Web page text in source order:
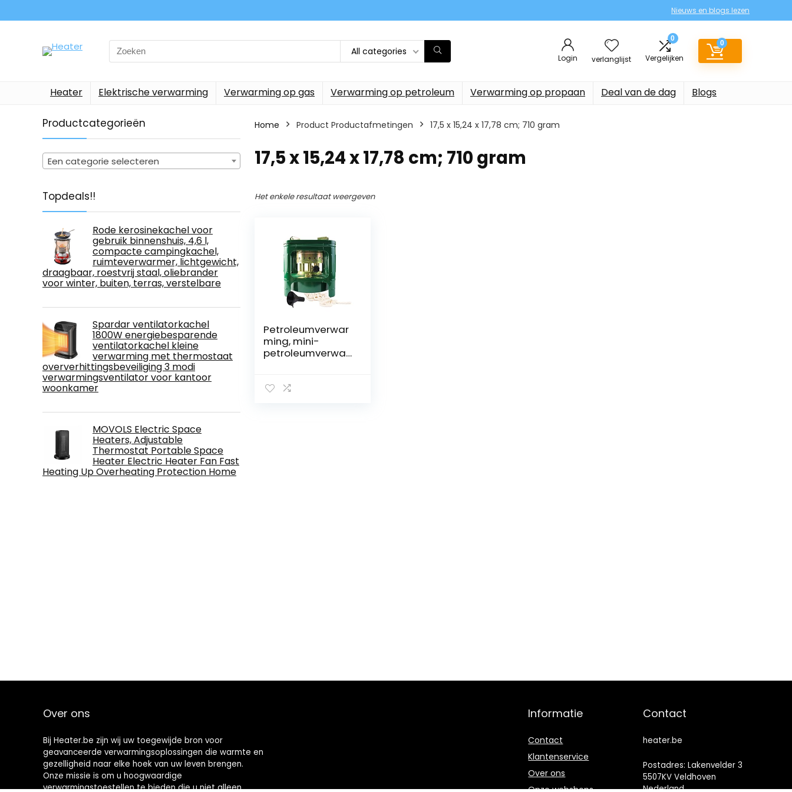
Nieuws en blogs lezen
Search
for:
All categories
Login verlanglijst
0
Vergelijken
0
Heater Elektrische verwarming Verwarming op gas Verwarming op petroleum Verwarming op propaan Deal van de dag Blogs
Productcategorieën
Een categorie selecteren
Topdeals!!
Rode kerosinekachel voor
gebruik binnenshuis, 4,6 l,
compacte campingkachel,
ruimteverwarmer, lichtgewicht,
draagbaar, roestvrij staal, oliebrander
voor winter, buiten, terras, verstelbare
Spardar ventilatorkachel
1800W energiebesparende
ventilatorkachel kleine
verwarming met thermostaat
oververhittingsbeveiliging 3 modi
verwarmingsventilator voor kantoor
woonkamer
MOVOLS Electric Space
Heaters, Adjustable
Thermostat Portable Space
Heater Electric Heater Fan Fast
Heating Up Overheating Protection Home
Home Product Productafmetingen ‎17,5 x 15,24 x 17,78 cm; 710 gram
‎17,5 x 15,24 x 17,78 cm; 710 gram
Het enkele resultaat weergeven
Petroleumverwar
ming, mini-
petroleumverwar
petroleumverwar
Over ons
Bij Heater.be zijn wij uw toegewijde bron voor
geavanceerde verwarmingsoplossingen die warmte en
gezelligheid naar elke hoek van uw leven brengen.
Onze missie is om u hoogwaardige
verwarmingstoestellen te bieden die u niet alleen
Informatie
Contact
Klantenservice
Over ons
Contact
heater.be
Postadres: Lakenvelder 3
5507KV Veldhoven
Nederland